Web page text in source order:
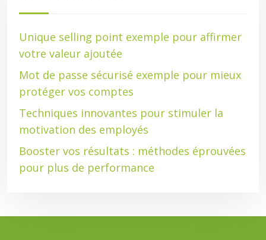
Unique selling point exemple pour affirmer
votre valeur ajoutée
Mot de passe sécurisé exemple pour mieux
protéger vos comptes
Techniques innovantes pour stimuler la
motivation des employés
Booster vos résultats : méthodes éprouvées
pour plus de performance